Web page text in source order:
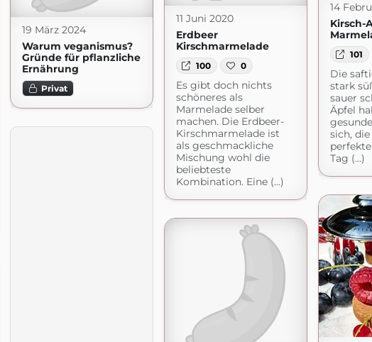
14
Kirsch-
101
Die
stark
sauer
Äpfel
sich,
Tag (...)
11 Juni 2020
Erdbeer
Kirschmarmelade
100 0
Es gibt doch nichts
schöneres als
Marmelade selber
machen. Die Erdbeer-
Kirschmarmelade ist
als geschmackliche
Mischung wohl die
beliebteste
Kombination. Eine (...)
19 März 2024
Warum veganismus?
Gründe für pflanzliche
Ernährung
Privat